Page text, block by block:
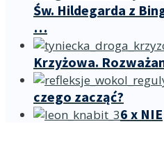
Św. Hildegarda z
…
Krzyżowa.
czego zacząć?
6 x NIE